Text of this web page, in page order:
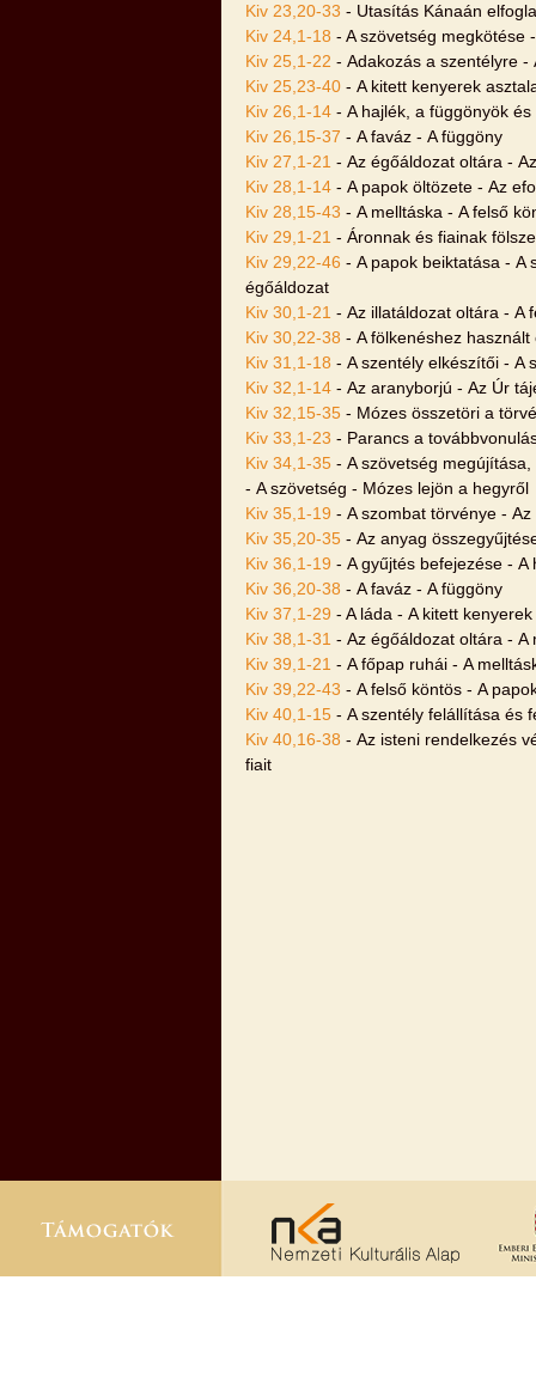
Kiv 23,20-33 - Utasítás Kánaán
Kiv 24,1-18 - A szövetség megkötése
Kiv 25,1-22 - Adakozás a szentélyre -
Kiv 25,23-40 - A kitett kenyerek
Kiv 26,1-14 - A hajlék, a függönyök
Kiv 26,15-37 - A faváz - A függöny
Kiv 27,1-21 - Az égőáldozat oltára -
Kiv 28,1-14 - A papok öltözete - Az
Kiv 28,15-43 - A melltáska - A felső
Kiv 29,1-21 - Áronnak és fiainak
Kiv 29,22-46 - A papok beiktatása - A
égőáldozat
Kiv 30,1-21 - Az illatáldozat oltára - A
Kiv 30,22-38 - A fölkenéshez használt
Kiv 31,1-18 - A szentély elkészítői - A
Kiv 32,1-14 - Az aranyborjú - Az Úr
Kiv 32,15-35 - Mózes összetöri a
Kiv 33,1-23 - Parancs a
Kiv 34,1-35 - A szövetség
- A szövetség - Mózes lejön a hegyről
Kiv 35,1-19 - A szombat törvénye -
Kiv 35,20-35 - Az anyag
Kiv 36,1-19 - A gyűjtés befejezése - A
Kiv 36,20-38 - A faváz - A függöny
Kiv 37,1-29 - A láda - A kitett
Kiv 38,1-31 - Az égőáldozat oltára - A
Kiv 39,1-21 - A főpap ruhái - A
Kiv 39,22-43 - A felső köntös - A
Kiv 40,1-15 - A szentély felállítása és
Kiv 40,16-38 - Az isteni rendelkezés
fiait